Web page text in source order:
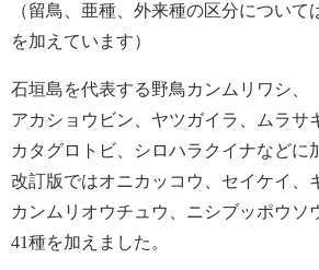
（留鳥、亜種、外来種の区分について
を加えています）
石垣島を代表する野鳥カンムリワシ、
アカショウビン、ヤツガイラ、ムラサ
カタグロトビ、シロハラクイナなどに
改訂版ではオニカッコウ、セイケイ、
カンムリオウチュウ、ニシブッポウソ
41種を加えました。